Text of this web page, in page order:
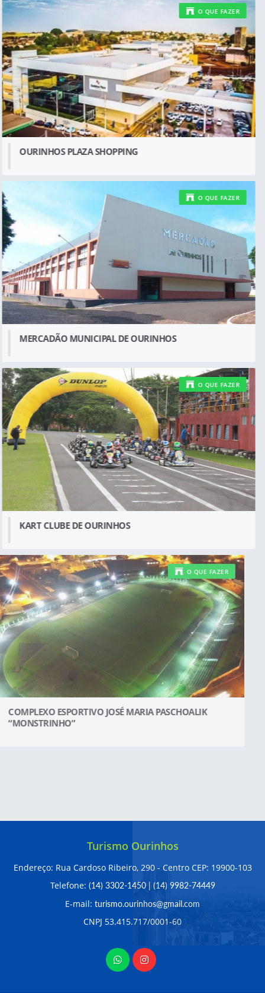
OURINHOS PLAZA SHOPPING
O QUE FAZER
MERCADÃO MUNICIPAL DE OURINHOS
O QUE FAZER
KART CLUBE DE OURINHOS
O QUE FAZER
COMPLEXO ESPORTIVO JOSÉ MARIA PASCHOALIK
“MONSTRINHO”
O QUE FAZER
Turismo Ourinhos
Endereço: Rua Cardoso Ribeiro, 290 - Centro CEP: 19900-103
Telefone: (14) 3302-1450 | (14) 9982-74449
E-mail: turismo.ourinhos@gmail.com
CNPJ 53.415.717/0001-60